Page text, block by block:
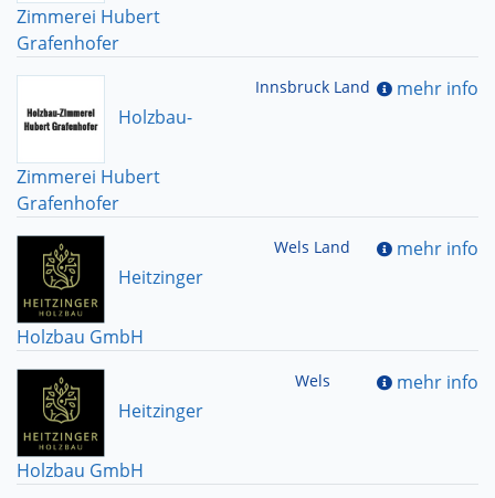
Zimmerei Hubert
Grafenhofer
Holzbau-
Zimmerei Hubert
Grafenhofer
Innsbruck Land mehr info
Heitzinger
Holzbau GmbH
Wels Land mehr info
Heitzinger
Holzbau GmbH
Wels mehr info